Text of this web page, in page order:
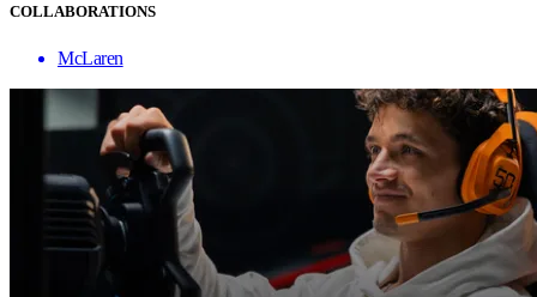
COLLABORATIONS
McLaren